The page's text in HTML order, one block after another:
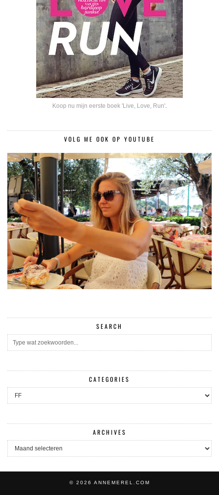
Koop nu mijn eerste boek 'Live, Love, Run'
VOLG ME OOK OP YOUTUBE
SEARCH
CATEGORIES
CATEGORIES
ARCHIVES
ARCHIVES
© 2026 ANNEMEREL.COM